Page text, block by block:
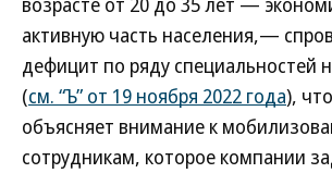
активную часть населения,—
дефицит по ряду специальностей
(см. “Ъ” от 19 ноября 2022 года),
объясняет внимание к
сотрудникам, которое компании